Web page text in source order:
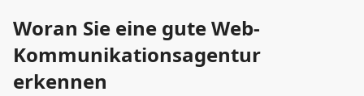
Woran Sie eine gute Web-
Kommunikationsagentur
erkennen